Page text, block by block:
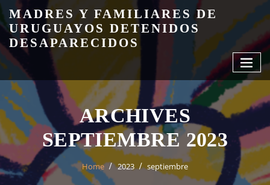
Skip
to
content
MADRES Y FAMILIARES DE
URUGUAYOS DETENIDOS
DESAPARECIDOS
ARCHIVES
SEPTIEMBRE 2023
Home 2023 septiembre